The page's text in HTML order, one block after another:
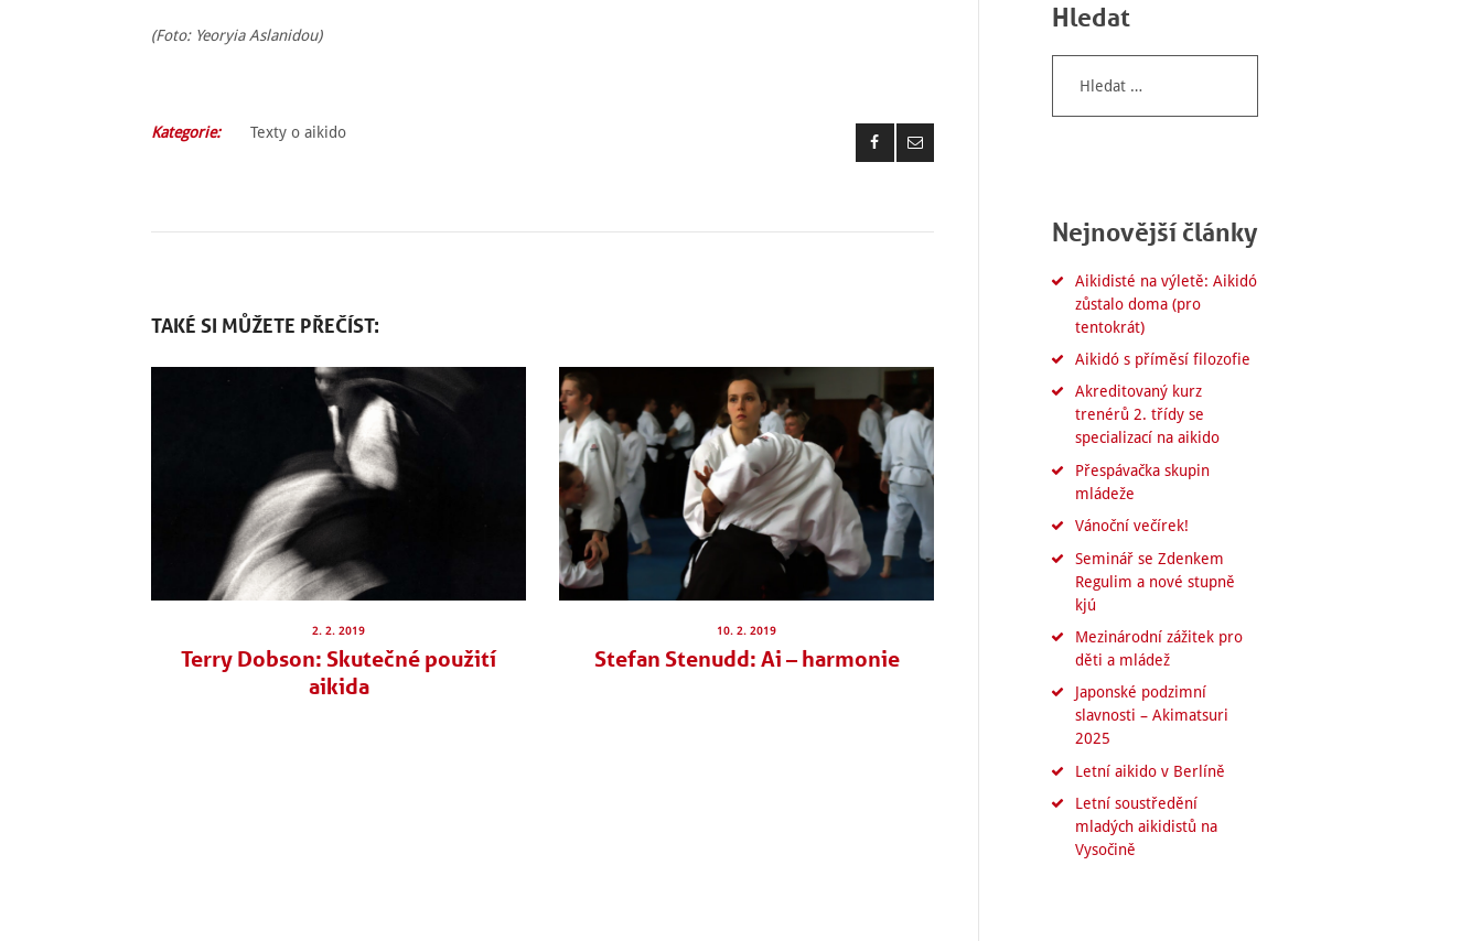
(Foto: Yeoryia Aslanidou)
Kategorie: Texty o aikido
TAKÉ SI MŮŽETE PŘEČÍST:
2. 2. 2019
Terry Dobson: Skutečné použití
aikida
10. 2. 2019
Stefan Stenudd: Ai – harmonie
Hledat
Nejnovější články
Aikidisté na výletě: Aikidó
zůstalo doma (pro
tentokrát)
Aikidó s příměsí filozofie
Akreditovaný kurz
trenérů 2. třídy se
specializací na aikido
Přespávačka skupin
mládeže
Vánoční večírek!
Seminář se Zdenkem
Regulim a nové stupně
kjú
Mezinárodní zážitek pro
děti a mládež
Japonské podzimní
slavnosti – Akimatsuri
2025
Letní aikido v Berlíně
Letní soustředění
mladých aikidistů na
Vysočině